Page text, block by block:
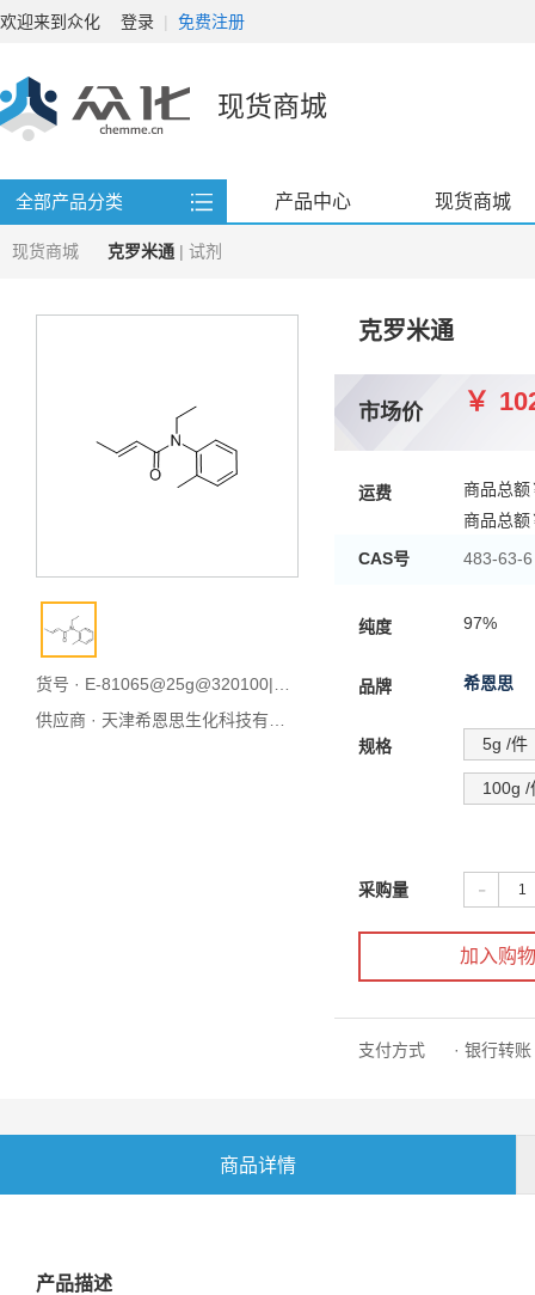
欢迎来到众化 登录 | 免费注册
现货商城
全部产品分类 产品中心 现货商城
现货商城 克罗米通 | 试剂
供应商 · 天津希恩思生化科技有限公司
克罗米通
市场价 ￥
运费
商品总额
商品总额
CAS号
483-63-6
纯度
97%
品牌 希恩思
规格 5g /件
100g /
采购量 -
加入购
支付方式 · 银行转账
商品详情
产品描述